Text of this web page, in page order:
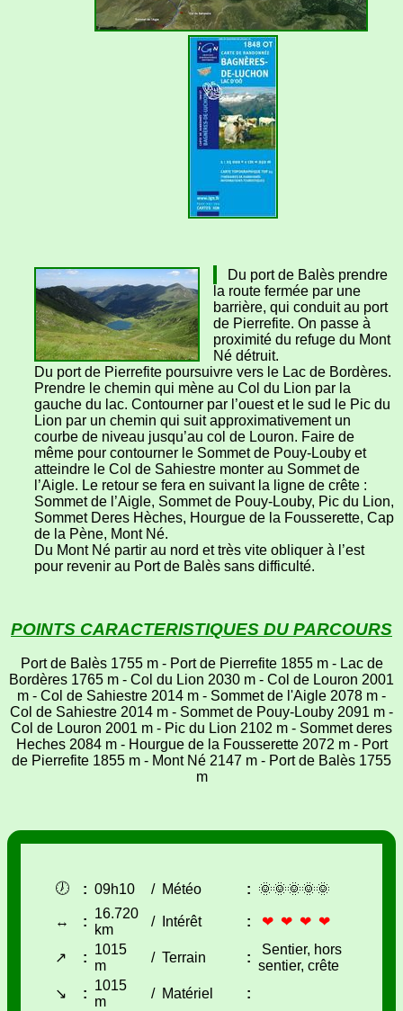
Du port de Balès prendre
la route fermée par une
barrière, qui conduit au port
de Pierrefite. On passe à
proximité du refuge du Mont
Né détruit.
Du port de Pierrefite poursuivre vers le Lac de Bordères.
Prendre le chemin qui mène au Col du Lion par la
gauche du lac. Contourner par l’ouest et le sud le Pic du
Lion par un chemin qui suit approximativement un
courbe de niveau jusqu’au col de Louron. Faire de
même pour contourner le Sommet de Pouy-Louby et
atteindre le Col de Sahiestre monter au Sommet de
l’Aigle. Le retour se fera en suivant la ligne de crête :
Sommet de l’Aigle, Sommet de Pouy-Louby, Pic du Lion,
Sommet Deres Hèches, Hourgue de la Fousserette, Cap
de la Pène, Mont Né.
Du Mont Né partir au nord et très vite obliquer à l’est
pour revenir au Port de Balès sans difficulté.
POINTS CARACTERISTIQUES DU PARCOURS
Port de Balès 1755 m - Port de Pierrefite 1855 m - Lac de
Bordères 1765 m - Col du Lion 2030 m - Col de Louron 2001
m - Col de Sahiestre 2014 m - Sommet de l'Aigle 2078 m -
Col de Sahiestre 2014 m - Sommet de Pouy-Louby 2091 m -
Col de Louron 2001 m - Pic du Lion 2102 m - Sommet deres
Heches 2084 m - Hourgue de la Fousserette 2072 m - Port
de Pierrefite 1855 m - Mont Né 2147 m - Port de Balès 1755
m
🕖 : 09h10 / Météo : 🌞🌞🌞🌞🌞
↔ :
16.720
km
/ Intérêt : ❤ ❤ ❤ ❤
↗ :
1015
m
/ Terrain :
Sentier, hors
sentier, crête
↘
:
1015
m
/ Matériel
: